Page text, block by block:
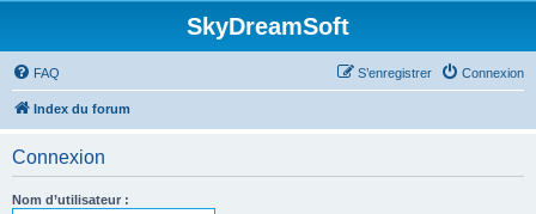
SkyDreamSoft
FAQ Connexion
S’enregistrer
Index du forum
Connexion
Nom d’utilisateur :